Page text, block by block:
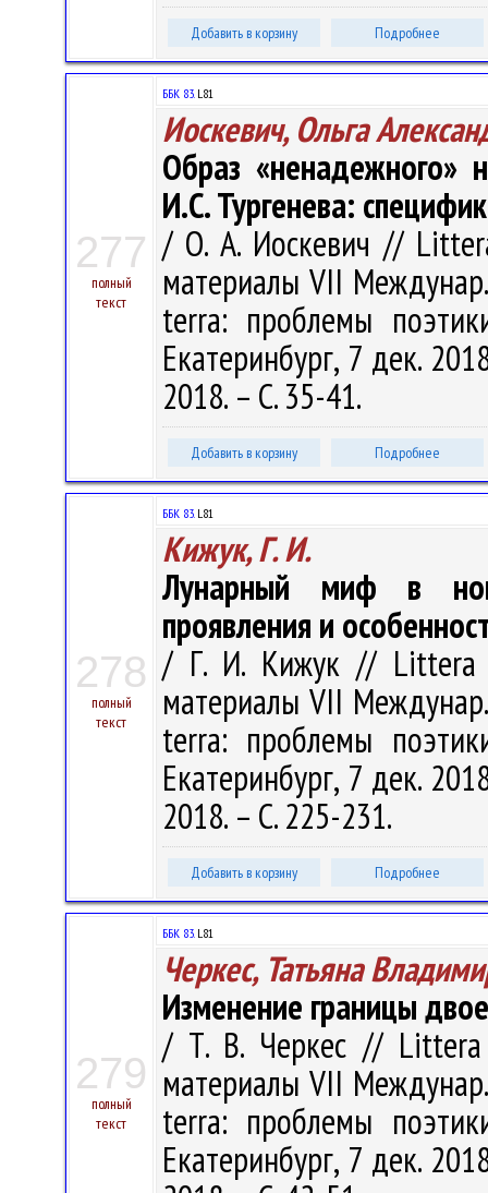
Добавить в корзину Подробнее
277
полный
текст
ББК 83.L81
Иоскевич, Ольга
Образ «ненадежного»
И.С. Тургенева:
/ О. А. Иоскевич //
материалы VII
terra: проблемы
Екатеринбург, 7 дек.
2018. – С. 35-41.
Добавить в корзину Подробнее
278
полный
текст
ББК 83.L81
Кижук, Г. И.
Лунарный миф в
проявления и
/ Г. И. Кижук // Littera
материалы VII
terra: проблемы
Екатеринбург, 7 дек.
2018. – С. 225-231.
Добавить в корзину Подробнее
279
полный
текст
ББК 83.L81
Черкес, Татьяна
Изменение границы
/ Т. В. Черкес // Littera
материалы VII
terra: проблемы
Екатеринбург, 7 дек.